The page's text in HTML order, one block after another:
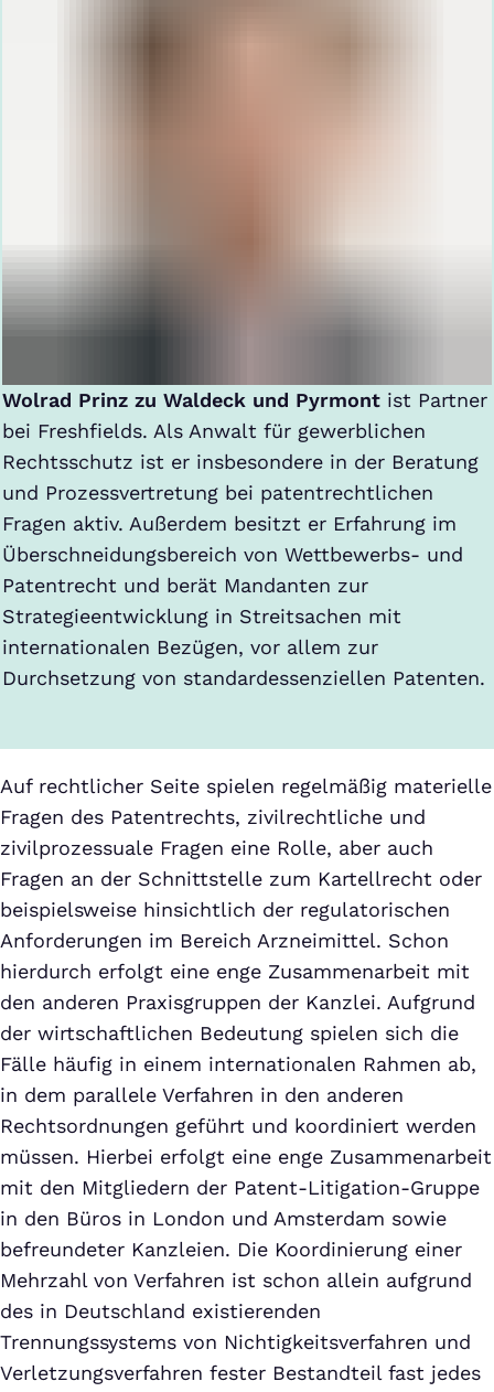
Wolrad Prinz zu Waldeck und Pyrmont ist Partner
bei Freshfields. Als Anwalt für gewerblichen
Rechtsschutz ist er insbesondere in der Beratung
und Prozessvertretung bei patentrechtlichen
Fragen aktiv. Außerdem besitzt er Erfahrung im
Überschneidungsbereich von Wettbewerbs- und
Patentrecht und berät Mandanten zur
Strategieentwicklung in Streitsachen mit
internationalen Bezügen, vor allem zur
Durchsetzung von standardessenziellen Patenten.
Auf rechtlicher Seite spielen regelmäßig materielle
Fragen des Patentrechts, zivilrechtliche und
zivilprozessuale Fragen eine Rolle, aber auch
Fragen an der Schnittstelle zum Kartellrecht oder
beispielsweise hinsichtlich der regulatorischen
Anforderungen im Bereich Arzneimittel. Schon
hierdurch erfolgt eine enge Zusammenarbeit mit
den anderen Praxisgruppen der Kanzlei. Aufgrund
der wirtschaftlichen Bedeutung spielen sich die
Fälle häufig in einem internationalen Rahmen ab,
in dem parallele Verfahren in den anderen
Rechtsordnungen geführt und koordiniert werden
müssen. Hierbei erfolgt eine enge Zusammenarbeit
mit den Mitgliedern der Patent-Litigation-Gruppe
in den Büros in London und Amsterdam sowie
befreundeter Kanzleien. Die Koordinierung einer
Mehrzahl von Verfahren ist schon allein aufgrund
des in Deutschland existierenden
Trennungssystems von Nichtigkeitsverfahren und
Verletzungsverfahren fester Bestandteil fast jedes